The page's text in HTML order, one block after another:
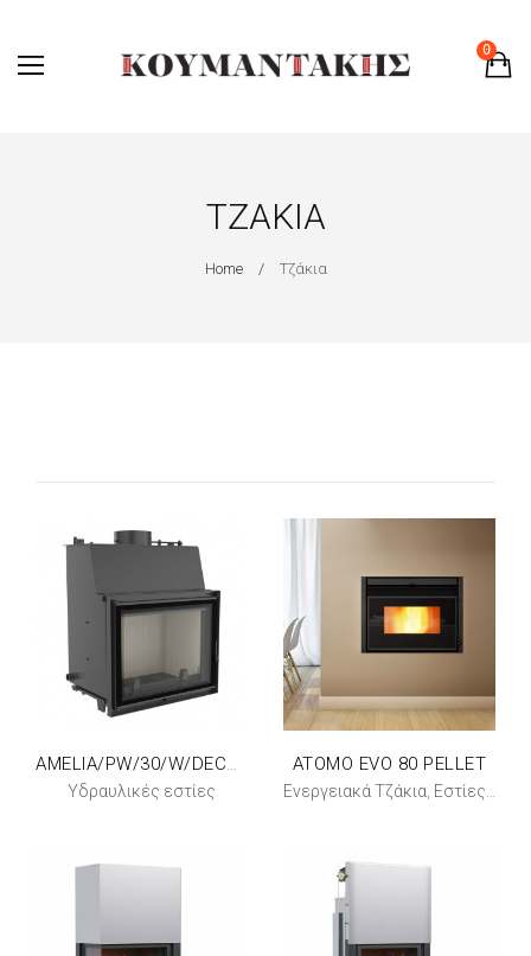
0
ΤΖΆΚΙΑ
Home Τζάκια
Υδραυλικές εστίες
ATOMO EVO 80 PELLET
Ενεργειακά Τζάκια, Εστίες Pellet Αεροθερμες